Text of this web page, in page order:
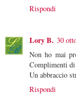
Rispondi
Lory B. 30
Non ho mai
Complimenti
Un abbraccio
Rispondi